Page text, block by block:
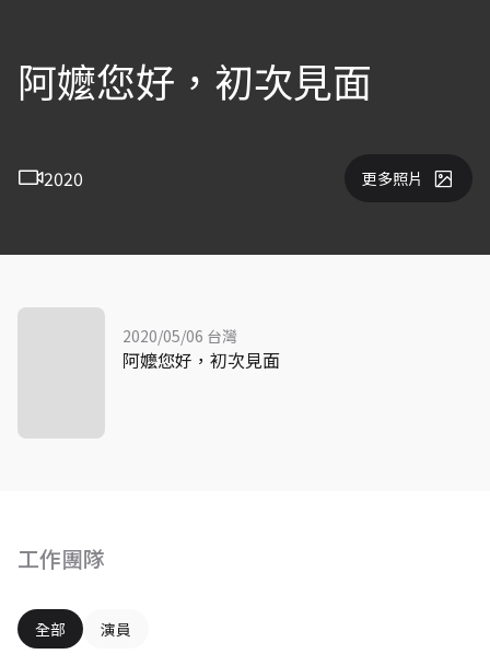
阿嬤您好，初次見面
2020 更多照片
工作團隊
全部 演員
2020/05/06 台灣
阿嬤您好，初次見面